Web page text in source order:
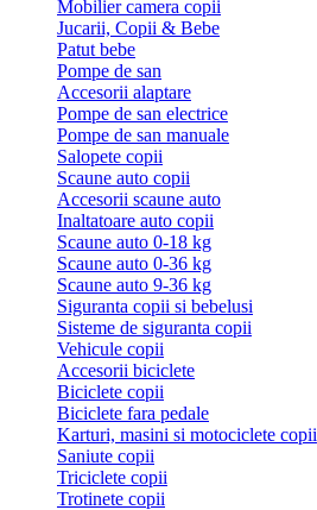
Mobilier camera copii
Jucarii, Copii & Bebe
Patut bebe
Pompe de san
Accesorii alaptare
Pompe de san electrice
Pompe de san manuale
Salopete copii
Scaune auto copii
Accesorii scaune auto
Inaltatoare auto copii
Scaune auto 0-18 kg
Scaune auto 0-36 kg
Scaune auto 9-36 kg
Siguranta copii si bebelusi
Sisteme de siguranta copii
Vehicule copii
Accesorii biciclete
Biciclete copii
Biciclete fara pedale
Karturi, masini si motociclete copii
Saniute copii
Triciclete copii
Trotinete copii